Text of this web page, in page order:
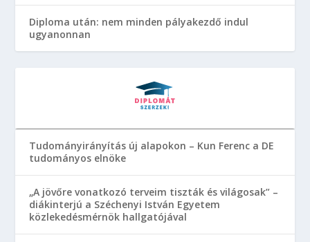
Diploma után: nem minden pályakezdő indul
ugyanonnan
Tudományirányítás új alapokon – Kun Ferenc a DE
tudományos elnöke
„A jövőre vonatkozó terveim tiszták és világosak” –
diákinterjú a Széchenyi István Egyetem
közlekedésmérnök hallgatójával